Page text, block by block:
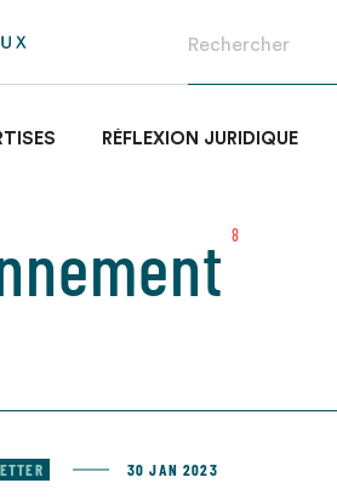
RÉFLEXION JURIDIQUE
8
30 JAN 2023